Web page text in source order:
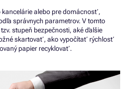
alebo pre domácnosť,
správnych parametrov. V tomto
stupeň bezpečnosti, aké ďalšie
skartovať, ako vypočítať rýchlosť
papier recyklovať.